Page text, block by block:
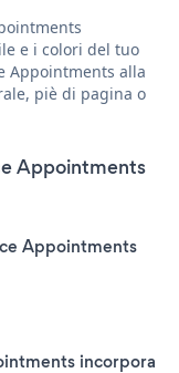
e i colori del tuo
Appointments alla
piè di pagina o
Appointments
Appointments
incorpora